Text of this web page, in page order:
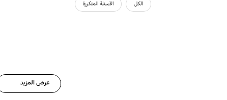
الكل الأسئلة المتكررة
عرض المزيد